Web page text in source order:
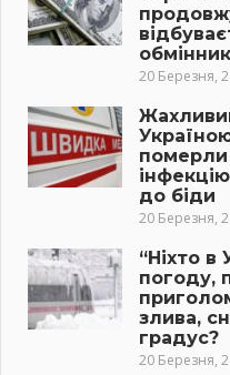
20 Березня,
до біди
20 Березня,
“Ніхто в
погоду,
злива,
градус?
20 Березня,